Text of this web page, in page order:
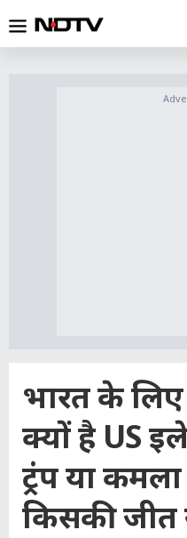
भारत के
क्यों है US
ट्रंप या
किसकी जीत